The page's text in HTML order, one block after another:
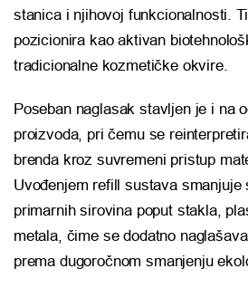
stanica i njihovoj funkcionalnosti.
pozicionira kao aktivan
tradicionalne kozmetičke okvire.
Poseban naglasak stavljen je i na
proizvoda, pri čemu se
brenda kroz suvremeni pristup
Uvođenjem refill sustava smanjuje
primarnih sirovina poput stakla,
metala, čime se dodatno
prema dugoročnom smanjenju